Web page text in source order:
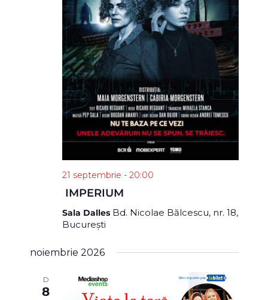
21 septembrie - 20:00
IMPERIUM
Sala Dalles Bd. Nicolae Bălcescu, nr. 18,
București
noiembrie 2026
D
8